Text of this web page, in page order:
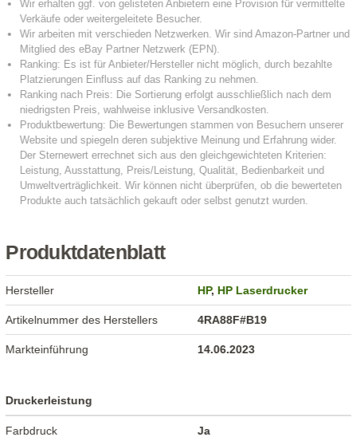
Produktdatenblatt
Hersteller HP,HP Laserdrucker
Artikelnummer des Herstellers 4RA88F#B19
Markteinführung 14.06.2023
Druckerleistung
Farbdruck Ja